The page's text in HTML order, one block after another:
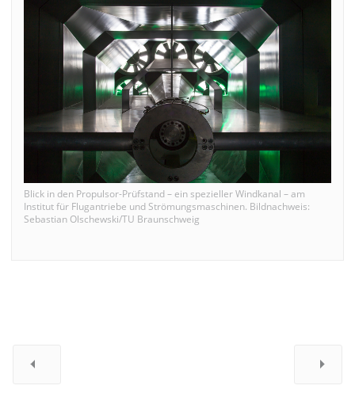
Blick in den Propulsor-Prüfstand – ein spezieller Windkanal – am
Institut für Flugantriebe und Strömungsmaschinen. Bildnachweis:
Sebastian Olschewski/TU Braunschweig